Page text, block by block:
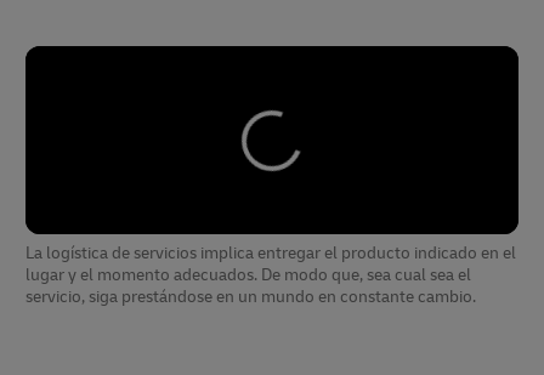
La logística de servicios implica entregar el producto indicado en el
lugar y el momento adecuados. De modo que, sea cual sea el
servicio, siga prestándose en un mundo en constante cambio.